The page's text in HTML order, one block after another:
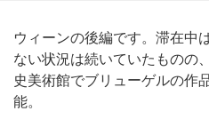
ウィーンの後編です。滞在中
ない状況は続いていたものの
史美術館でブリューゲルの作
能。